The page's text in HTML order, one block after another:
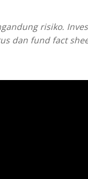
risiko.
dan fund fact